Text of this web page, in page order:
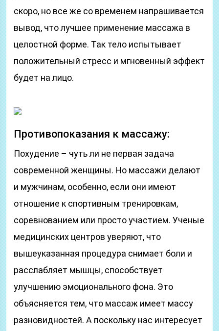
скоро, но все же со временем напрашивается
вывод, что лучшее применение массажа в
целостной форме. Так тело испытывает
положительный стресс и мгновенный эффект
будет на лицо.
Противопоказания к массажу:
Похудение – чуть ли не первая задача
современной женщины. Но массажи делают
и мужчинам, особенно, если они имеют
отношение к спортивным тренировкам,
соревнованием или просто участием. Ученые
медицинских центров уверяют, что
вышеуказанная процедура снимает боли и
расслабляет мышцы, способствует
улучшению эмоционального фона. Это
объясняется тем, что массаж имеет массу
разновидностей. А поскольку нас интересует